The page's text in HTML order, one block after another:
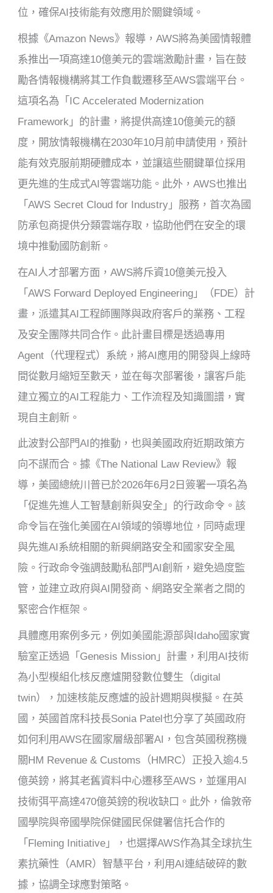
位，確保AI技術能有效應用於關鍵領域。
根據《Amazon News》報導，AWS將為美國情報體
系推出一項高達10億美元的雲端激勵計畫，旨在鼓
勵各情報機構將其工作負載遷移至AWS雲端平台。
這項名為「IC Accelerated Modernization
Framework」的計畫，將提供高達10億美元的額
度，開放情報機構在2030年10月前申請使用，預計
能有效克服前期硬體成本，並讓這些關鍵單位採用
更先進的生成式AI等雲端功能。此外，AWS也推出
「AWS Secret Cloud for Industry」服務，首次為國
防承包商提供分類雲端存取，協助他們在安全的環
境中推動國防創新。
在AI人才部署方面，AWS將斥資10億美元投入
「AWS Forward Deployed Engineering」（FDE）計
畫，派遣其AI工程師團隊與政府客戶的業務、工程
及安全團隊共同合作。此計畫目標是透過專用
Agent（代理程式）系統，將AI應用的開發與上線時
間從數月縮短至數天，並在每次部署後，讓客戶能
建立獨立的AI工程能力、工作流程及知識圖譜，實
現自主創新。
此波對公部門AI的推動，也與美國政府近期政策方
向不謀而合。據《The National Law Review》報
導，美國總統川普已於2026年6月2日簽署一項名為
「促進先進人工智慧創新與安全」的行政命令。該
命令旨在強化美國在AI領域的領導地位，同時處理
與先進AI系統相關的新興網路安全和國家安全風
險。行政命令強調鼓勵私部門AI創新，避免過度監
管，並建立政府與AI開發商、網路安全業者之間的
緊密合作框架。
具體應用案例多元，例如美國能源部與Idaho國家實
驗室正透過「Genesis Mission」計畫，利用AI技術
為小型模組化核反應爐開發數位雙生（digital
twin），加速核能反應爐的設計週期與模擬。在英
國，英國首席科技長Sonia Patel也分享了英國政府
如何利用AWS在國家層級部署AI，包含英國稅務機
關HM Revenue & Customs（HMRC）正投入逾4.5
億英鎊，將其老舊資料中心遷移至AWS，並運用AI
技術弭平高達470億英鎊的稅收缺口。此外，倫敦帝
國學院與帝國學院保健國民保健署信托合作的
「Fleming Initiative」，也選擇AWS作為其全球抗生
素抗藥性（AMR）智慧平台，利用AI連結破碎的數
據，協調全球應對策略。